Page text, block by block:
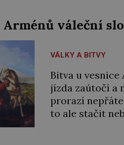
váleční
VÁLKY A BITVY
Bitva u vesnice
jízda zaútočí a
prorazí
to ale stačit